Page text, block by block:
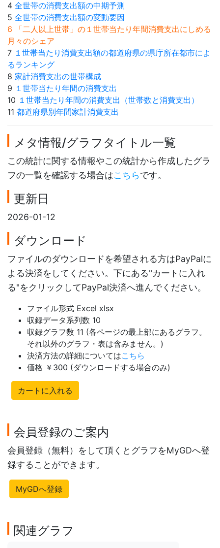
4 全世帯の消費支出額の中期予測
5 全世帯の消費支出額の変動要因
6 「二人以上世帯」の１世帯当たり年間消費支出にしめる
月々のシェア
7 １世帯当たり消費支出額の都道府県の県庁所在都市によ
るランキング
8 家計消費支出の世帯構成
9 １世帯当たり年間の消費支出
10 １世帯当たり年間の消費支出（世帯数と消費支出）
11 都道府県別年間家計消費支出
メタ情報/グラフタイトル一覧
この統計に関する情報やこの統計から作成したグラ
フの一覧を確認する場合はこちらです。
更新日
2026-01-12
ダウンロード
ファイルのダウンロードを希望される方はPayPalに
よる決済をしてください。下にある"カートに入れ
る"をクリックしてPayPal決済へ進んでください。
ファイル形式 Excel xlsx
収録データ系列数 10
収録グラフ数 11 (各ページの最上部にあるグラフ。
それ以外のグラフ・表は含みません。)
決済方法の詳細についてはこちら
価格 ￥300 (ダウンロードする場合のみ)
カートに入れる
会員登録のご案内
会員登録（無料）をして頂くとグラフをMyGDへ登
録することができます。
MyGDへ登録
関連グラフ